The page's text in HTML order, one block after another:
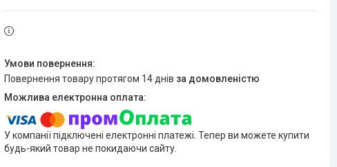
повернення товару протягом 14 днів за домовленістю
У компанії підключені електронні платежі. Тепер ви можете купити
будь-який товар не покидаючи сайту.